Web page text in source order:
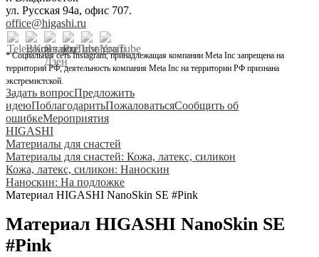
ул. Русская 94а, офис 707.
office@higashi.ru
* Социальная сеть Instagram, принадлежащая компании Meta Inc запрещена на
территории РФ, деятельность компания Meta Inc на территории РФ признана
экстремистской.
Задать вопросПредложить
идеюПоблагодаритьПожаловатьсяСообщить об
ошибкеМероприятия
HIGASHI
Материалы для снастей
Материалы для снастей: Кожа, латекс, силикон
Кожа, латекс, силикон: Наноскин
Наноскин: На подложке
Материал HIGASHI NanoSkin SE #Pink
Материал HIGASHI NanoSkin SE
#Pink